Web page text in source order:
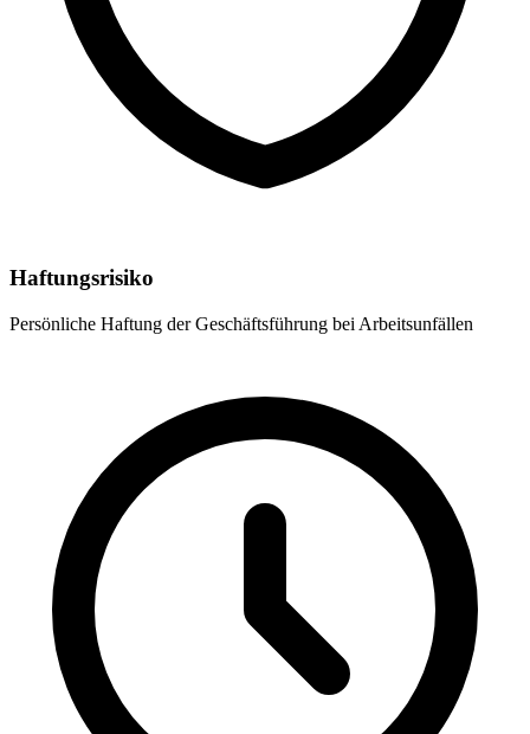
Haftungsrisiko
Persönliche Haftung der Geschäftsführung bei Arbeitsunfällen